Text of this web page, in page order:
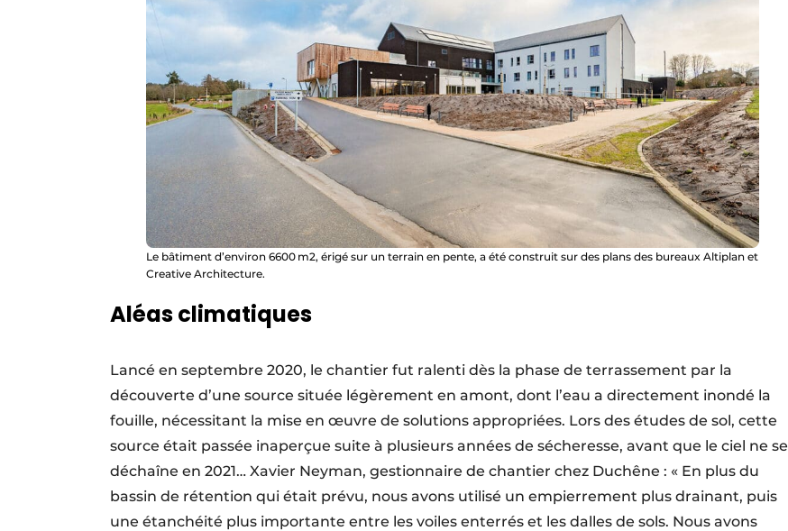
Le bâtiment d’environ 6600 m2, érigé sur un terrain en pente, a été construit sur des plans des bureaux Altiplan et
Creative Architecture.
Aléas climatiques
Lancé en septembre 2020, le chantier fut ralenti dès la phase de terrassement par la
découverte d’une source située légèrement en amont, dont l’eau a directement inondé la
fouille, nécessitant la mise en œuvre de solutions appropriées. Lors des études de sol, cette
source était passée inaperçue suite à plusieurs années de sécheresse, avant que le ciel ne se
déchaîne en 2021… Xavier Neyman, gestionnaire de chantier chez Duchêne : « En plus du
bassin de rétention qui était prévu, nous avons utilisé un empierrement plus drainant, puis
une étanchéité plus importante entre les voiles enterrés et les dalles de sols. Nous avons